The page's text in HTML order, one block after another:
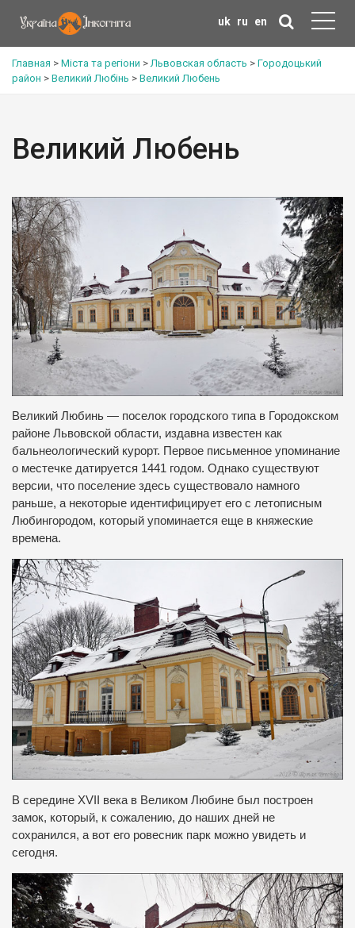
uk ru en
Главная > Міста та регіони >Львовская область > Городоцький
район > Великий Любінь > Великий Любень
Великий Любень
Великий Любинь — поселок городского типа в Городокском
районе Львовской области, издавна известен как
бальнеологический курорт. Первое письменное упоминание
о местечке датируется 1441 годом. Однако существуют
версии, что поселение здесь существовало намного
раньше, а некоторые идентифицирует его с летописным
Любингородом, который упоминается еще в княжеские
времена.
В середине ΧVΙΙ века в Великом Любине был построен
замок, который, к сожалению, до наших дней не
сохранился, а вот его ровесник парк можно увидеть и
сегодня.